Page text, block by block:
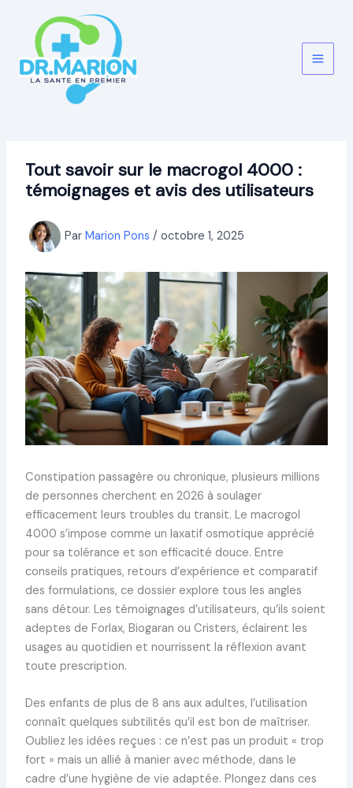
contenu
Tout savoir sur le macrogol 4000 :
témoignages et avis des utilisateurs
Par Marion Pons / octobre 1, 2025
Constipation passagère ou chronique, plusieurs millions
de personnes cherchent en 2026 à soulager
efficacement leurs troubles du transit. Le macrogol
4000 s’impose comme un laxatif osmotique apprécié
pour sa tolérance et son efficacité douce. Entre
conseils pratiques, retours d’expérience et comparatif
des formulations, ce dossier explore tous les angles
sans détour. Les témoignages d’utilisateurs, qu’ils soient
adeptes de Forlax, Biogaran ou Cristers, éclairent les
usages au quotidien et nourrissent la réflexion avant
toute prescription.
Des enfants de plus de 8 ans aux adultes, l’utilisation
connaît quelques subtilités qu’il est bon de maîtriser.
Oubliez les idées reçues : ce n’est pas un produit « trop
fort » mais un allié à manier avec méthode, dans le
cadre d’une hygiène de vie adaptée. Plongez dans ces